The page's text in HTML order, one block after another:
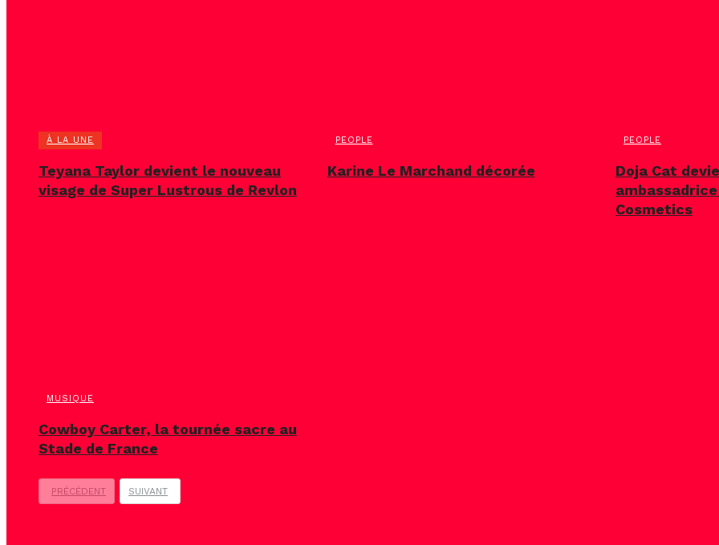
À LA UNE
Teyana Taylor devient le nouveau
visage de Super Lustrous de Revlon
PEOPLE
Karine Le Marchand décorée
PEOPLE
Doja Cat
ambassadrice
Cosmetics
MUSIQUE
Cowboy Carter, la tournée sacre au
Stade de France
PRÉCÉDENT SUIVANT